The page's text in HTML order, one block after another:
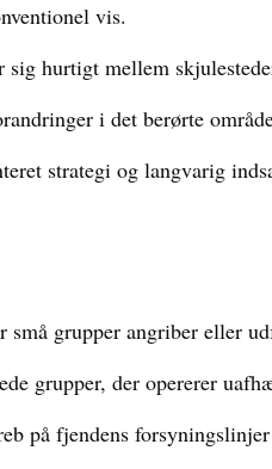
vis.
hurtigt mellem
i det berørte
strategi og langvarig
grupper angriber eller
grupper, der opererer
på fjendens